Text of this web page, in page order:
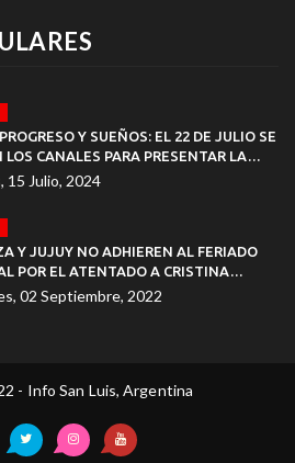
Y SUEÑOS: EL 22 DE JULIO SE
LOS CANALES PARA PRESENTAR LA
15 Julio, 2024
Y JUJUY NO ADHIEREN AL FERIADO
POR EL ATENTADO A CRISTINA
02 Septiembre, 2022
- Info San Luis, Argentina